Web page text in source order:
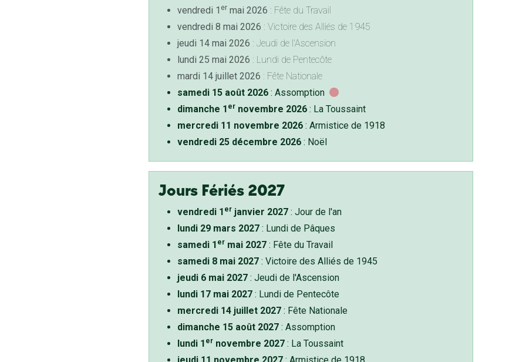
vendredi 1 ermai 2026 : Fête du Travail
vendredi 8 mai 2026 : Victoire des Alliés de 1945
jeudi 14 mai 2026 : Jeudi de l'Ascension
lundi 25 mai 2026 : Lundi de Pentecôte
mardi 14 juillet 2026 : Fête Nationale
samedi 15 août 2026: Assomption
dimanche 1 ernovembre 2026: La Toussaint
mercredi 11 novembre 2026: Armistice de 1918
vendredi 25 décembre 2026: Noël
Jours Fériés 2027
vendredi 1 erjanvier 2027: Jour de l'an
lundi 29 mars 2027: Lundi de Pâques
samedi 1 ermai 2027: Fête du Travail
samedi 8 mai 2027: Victoire des Alliés de 1945
jeudi 6 mai 2027: Jeudi de l'Ascension
lundi 17 mai 2027: Lundi de Pentecôte
mercredi 14 juillet 2027: Fête Nationale
dimanche 15 août 2027: Assomption
lundi 1 ernovembre 2027: La Toussaint
jeudi 11 novembre 2027: Armistice de 1918